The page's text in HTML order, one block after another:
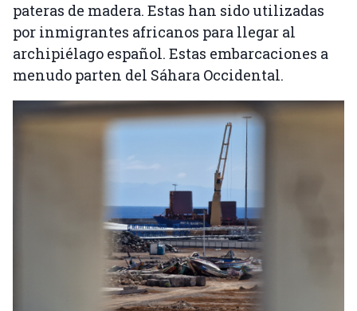
pateras de madera. Estas han sido utilizadas
por inmigrantes africanos para llegar al
archipiélago español. Estas embarcaciones a
menudo parten del Sáhara Occidental.